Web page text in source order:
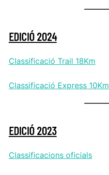
EDICIÓ 2024
Classificació Trail 18Km
Classificació Express 10Km
EDICIÓ 2023
Classificacions oficials